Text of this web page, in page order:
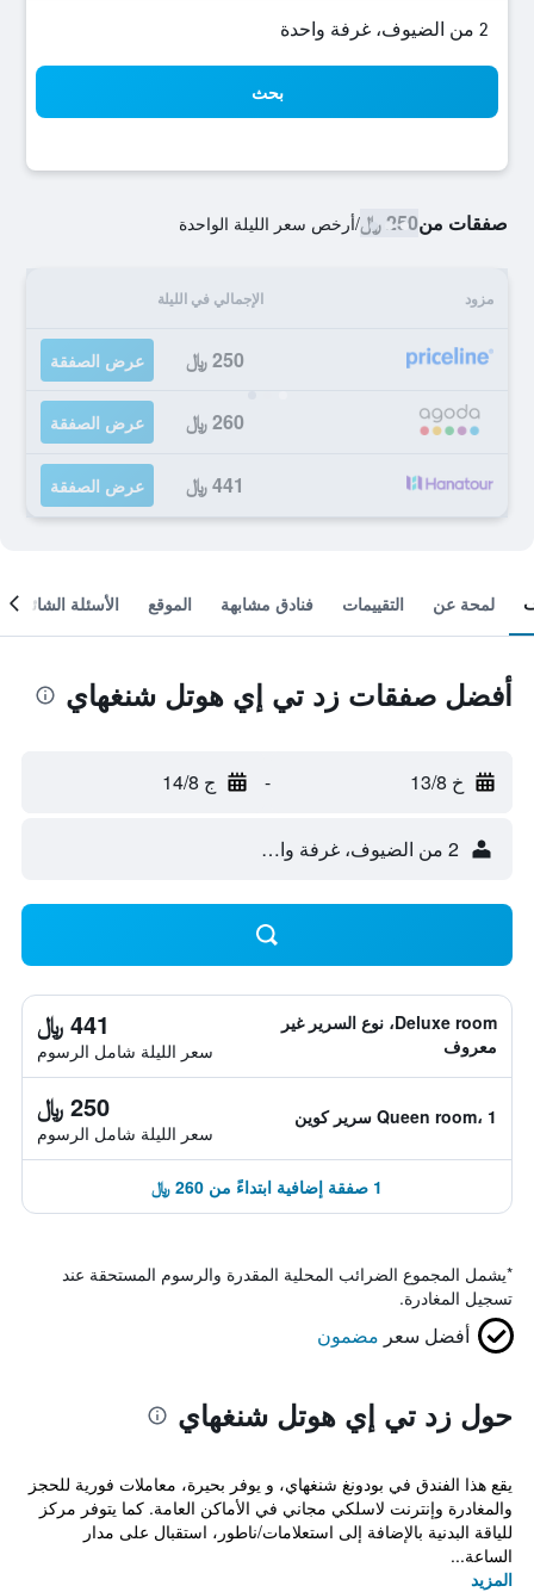
2 من الضيوف، غرفة واحدة
بحث
صفقات من250 ﷼ /أرخص سعر الليلة الواحدة
مزود الإجمالي في الليلة
250 ﷼ عرض الصفقة
260 ﷼ عرض الصفقة
441 ﷼ عرض الصفقة
لمحة عن التقييمات فنادق مشابهة الموقع الأسئلة الشائعة
أفضل صفقات زد تي إي هوتل شنغهاي
خ 13/8 - ج 14/8
2 من الضيوف، غرفة واحدة
Deluxe room، نوع السرير غير
معروف
441 ﷼
سعر الليلة شامل الرسوم
Queen room، 1 سرير كوين 250 ﷼
سعر الليلة شامل الرسوم
1 صفقة إضافية ابتداءً من 260 ﷼
*يشمل المجموع الضرائب المحلية المقدرة والرسوم المستحقة عند
تسجيل المغادرة.
أفضل سعر مضمون
حول زد تي إي هوتل شنغهاي
يقع هذا الفندق في بودونغ شنغهاي، و يوفر بحيرة، معاملات فورية للحجز
والمغادرة وإنترنت لاسلكي مجاني في الأماكن العامة. كما يتوفر مركز
للياقة البدنية بالإضافة إلى استعلامات/ناطور، استقبال على مدار
الساعة...
المزيد